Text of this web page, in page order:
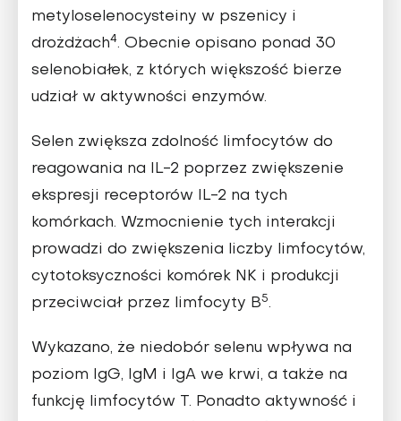
metyloselenocysteiny w pszenicy i
drożdżach4. Obecnie opisano ponad 30
selenobiałek, z których większość bierze
udział w aktywności enzymów.
Selen zwiększa zdolność limfocytów do
reagowania na IL-2 poprzez zwiększenie
ekspresji receptorów IL-2 na tych
komórkach. Wzmocnienie tych interakcji
prowadzi do zwiększenia liczby limfocytów,
cytotoksyczności komórek NK i produkcji
przeciwciał przez limfocyty B5.
Wykazano, że niedobór selenu wpływa na
poziom IgG, IgM i IgA we krwi, a także na
funkcję limfocytów T. Ponadto aktywność i